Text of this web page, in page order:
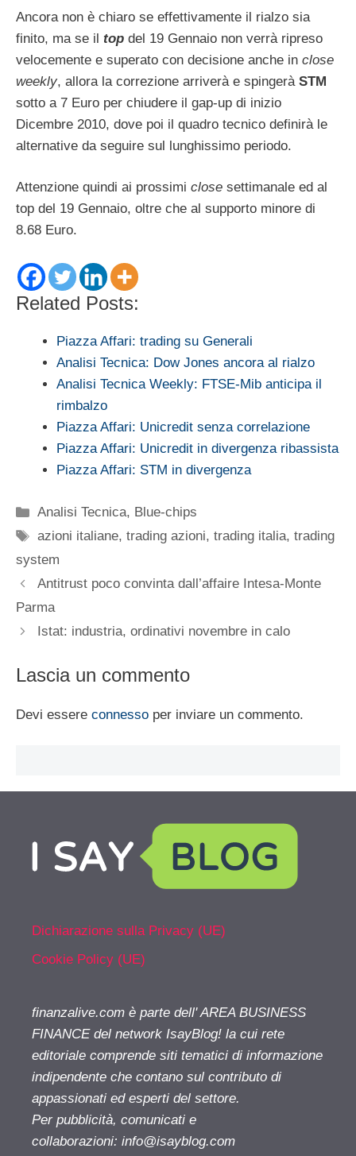
Ancora non è chiaro se effettivamente il rialzo sia
finito, ma se il top del 19 Gennaio non verrà ripreso
velocemente e superato con decisione anche in close
weekly, allora la correzione arriverà e spingerà STM
sotto a 7 Euro per chiudere il gap-up di inizio
Dicembre 2010, dove poi il quadro tecnico definirà le
alternative da seguire sul lunghissimo periodo.
Attenzione quindi ai prossimi close settimanale ed al
top del 19 Gennaio, oltre che al supporto minore di
8.68 Euro.
Related Posts:
Piazza Affari: trading su Generali
Analisi Tecnica: Dow Jones ancora al rialzo
Analisi Tecnica Weekly: FTSE-Mib anticipa il
rimbalzo
Piazza Affari: Unicredit senza correlazione
Piazza Affari: Unicredit in divergenza ribassista
Piazza Affari: STM in divergenza
Categorie
Analisi Tecnica, Blue-chips
Tag
azioni italiane,trading azioni,trading italia,trading
system
Antitrust poco convinta dall’affaire Intesa-Monte
Parma
Istat: industria, ordinativi novembre in calo
Lascia un commento
Devi essere connesso per inviare un commento.
Dichiarazione sulla Privacy (UE)
Cookie Policy (UE)
finanzalive.com è parte dell' AREA BUSINESS
FINANCE del network IsayBlog! la cui rete
editoriale comprende siti tematici di informazione
indipendente che contano sul contributo di
appassionati ed esperti del settore.
Per pubblicità, comunicati e
collaborazioni: info@isayblog.com